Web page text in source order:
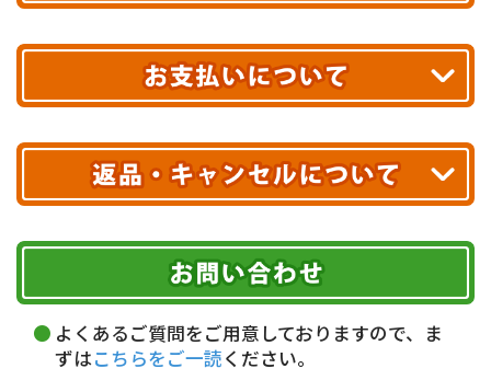
あす着エリアが対象です。
エリアやお届け日の確認はこちら▶
※ 配送業者による配送遅延が生じる可能性がございます。
※ 沖縄・離島はお届けできません。
送料無料!
10,000円未満 全国一律1,100円(税込)
配送業者
ヤマト運輸
お届け可能時間帯
午前中 14～16時
16～18時
18～20時
19～21時 指定なし
クレジットカード
代金引換(現金のみ)
5,000円未満…330円(税込)
期限を含むルール（条件）や、お客様にご負担い
ただく費用がございます。
詳しくはこちら▶
よくあるご質問をご用意しておりますので、ま
ずはこちらをご一読ください。